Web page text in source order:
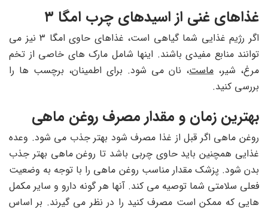
غذاهای غنی از اسیدهای چرب امگا ۳
اگر رژیم غذایی شما گیاهی است، غذاهای حاوی امگا ۳ نیز می
توانند منابع مفیدی باشند. اینها شامل مارک های خاصی از تخم
مرغ، شیر، ماست، نان می شود. برای اطمینان، برچسب ها را
بررسی کنید.
بهترین زمان و مقدار مصرف روغن ماهی
روغن ماهی اگر قبل از غذا مصرف شود بهتر جذب می شود. وعده
غذایی همچنین باید حاوی چربی باشد تا روغن ماهی بهتر جذب
بدن شود. پزشک مقدار مناسب روغن ماهی را با توجه به وضعیت
فعلی سلامتی شما توصیه می کند. آنها هر گونه دارو و سایر مکمل
هایی که ممکن است مصرف کنید را در نظر می گیرند. بر اساس